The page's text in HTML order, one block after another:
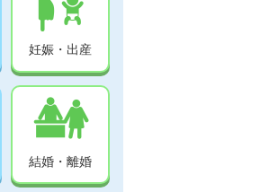
妊娠・出産
結婚・離婚